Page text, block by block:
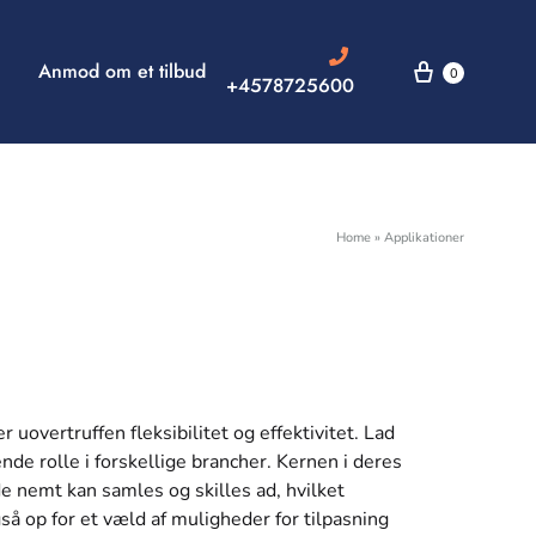
Anmod om et tilbud
+4578725600 0
Home » Applikationer
uovertruffen fleksibilitet og effektivitet. Lad
rolle i forskellige brancher. Kernen i deres
nemt kan samles og skilles ad, hvilket
op for et væld af muligheder for tilpasning